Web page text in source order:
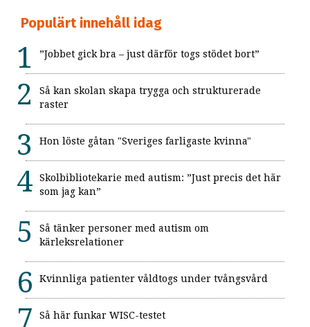
Populärt innehåll idag
”Jobbet gick bra – just därför togs stödet bort”
Så kan skolan skapa trygga och strukturerade
raster
Hon löste gåtan "Sveriges farligaste kvinna"
Skolbibliotekarie med autism: ”Just precis det här
som jag kan”
Så tänker personer med autism om
kärleksrelationer
Kvinnliga patienter våldtogs under tvångsvård
Så här funkar WISC-testet